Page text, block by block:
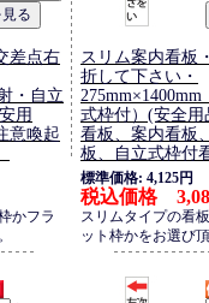
差点右
・自立
用
意喚起
かフラ
スリム案内看板
折して下さい・
式枠付）(安全用
看板、案内看板
板、自立式枠付
標準価格: 4,125円
税込価格
スリムタイプの看
ット枠かをお選び頂